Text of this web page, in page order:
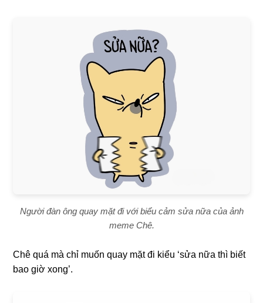
Người đàn ông quay mặt đi với biểu cảm sửa nữa của ảnh
meme Chê.
Chê quá mà chỉ muốn quay mặt đi kiểu ‘sửa nữa thì biết
bao giờ xong’.